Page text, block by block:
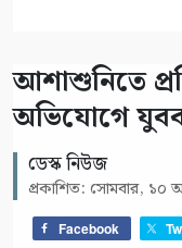
আশাশুনিতে
অভিযোগে যুবক
ডেস্ক নিউজ
প্রকাশিত: সোমবার,
Facebook